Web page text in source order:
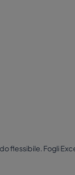
flessibile. Fogli